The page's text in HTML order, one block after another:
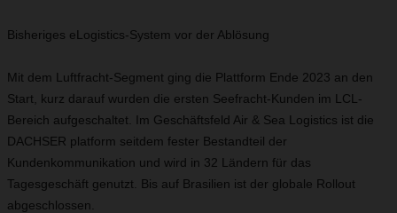
Bisheriges eLogistics-System vor der Ablösung
Mit dem Luftfracht-Segment ging die Plattform Ende 2023 an den
Start, kurz darauf wurden die ersten Seefracht-Kunden im LCL-
Bereich aufgeschaltet. Im Geschäftsfeld Air & Sea Logistics ist die
DACHSER platform seitdem fester Bestandteil der
Kundenkommunikation und wird in 32 Ländern für das
Tagesgeschäft genutzt. Bis auf Brasilien ist der globale Rollout
abgeschlossen.